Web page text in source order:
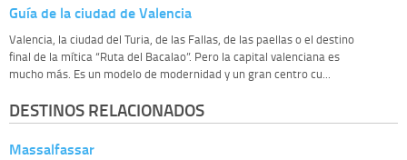
Guía de la ciudad de Valencia
Valencia, la ciudad del Turia, de las Fallas, de las paellas o el destino
final de la mítica “Ruta del Bacalao”. Pero la capital valenciana es
mucho más. Es un modelo de modernidad y un gran centro cu...
DESTINOS RELACIONADOS
Massalfassar